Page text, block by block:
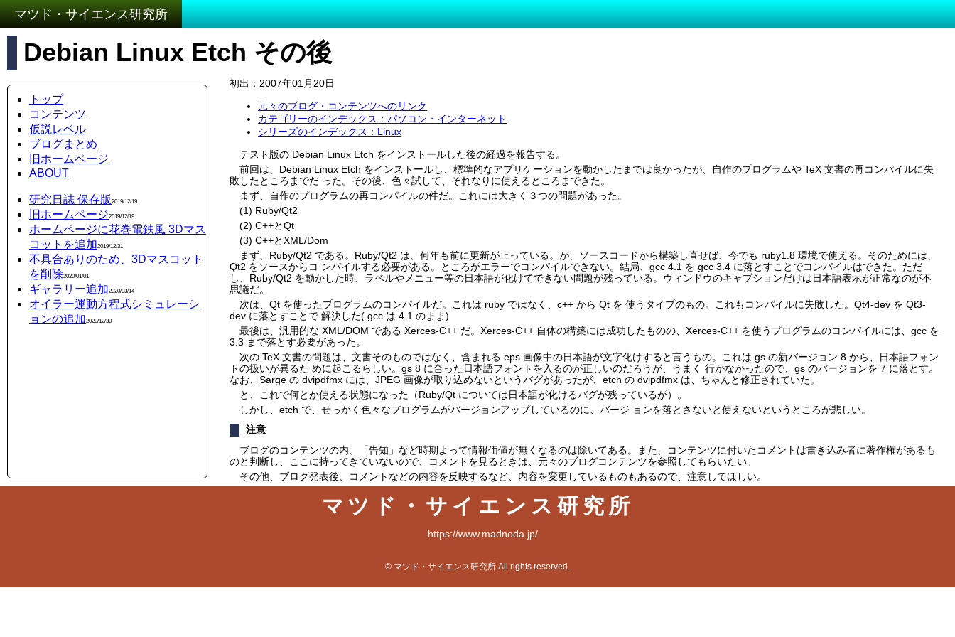
マツド・サイエンス研究所
Debian Linux Etch その後
トップ
コンテンツ
仮説レベル
ブログまとめ
旧ホームページ
ABOUT
研究日誌 保存版 2019/12/19
旧ホームページ2019/12/19
ホームページに花巻電鉄風 3Dマス
コットを追加2019/12/31
不具合ありのため、3Dマスコット
を削除2020/01/01
ギャラリー追加2020/03/14
オイラー運動方程式シミュレーシ
ョンの追加2020/12/30
初出：2007年01月20日
元々のブログ・コンテンツへのリンク
カテゴリーのインデックス：パソコン・インターネット
シリーズのインデックス：Linux
テスト版の Debian Linux Etch をインストールした後の経過を報告する。
前回は、Debian Linux Etch をインストールし、標準的なアプリケーションを動かしたまでは良かったが、自作のプログラムや TeX 文書の再コンパイルに失
敗したところまでだ った。その後、色々試して、それなりに使えるところまできた。
まず、自作のプログラムの再コンパイルの件だ。これには大きく３つの問題があった。
(1) Ruby/Qt2
(2) C++とQt
(3) C++とXML/Dom
まず、Ruby/Qt2 である。Ruby/Qt2 は、何年も前に更新が止っている。が、ソースコードから構築し直せば、今でも ruby1.8 環境で使える。そのためには、
Qt2 をソースからコ ンパイルする必要がある。ところがエラーでコンパイルできない。結局、gcc 4.1 を gcc 3.4 に落とすことでコンパイルはできた。ただ
し、Ruby/Qt2 を動かした時、ラベルやメニュー等の日本語が化けてできない問題が残っている。ウィンドウのキャプションだけは日本語表示が正常なのが不
思議だ。
次は、Qt を使ったプログラムのコンパイルだ。これは ruby ではなく、c++ から Qt を 使うタイプのもの。これもコンパイルに失敗した。Qt4-dev を Qt3-
dev に落とすことで 解決した( gcc は 4.1 のまま)
最後は、汎用的な XML/DOM である Xerces-C++ だ。Xerces-C++ 自体の構築には成功したものの、Xerces-C++ を使うプログラムのコンパイルには、gcc を
3.3 まで落とす必要があった。
次の TeX 文書の問題は、文書そのものではなく、含まれる eps 画像中の日本語が文字化けすると言うもの。これは gs の新バージョン 8 から、日本語フォン
トの扱いが異るた めに起こるらしい。gs 8 に合った日本語フォントを入るのが正しいのだろうが、うまく 行かなかったので、gs のバージョンを 7 に落とす。
なお、Sarge の dvipdfmx には、JPEG 画像が取り込めないというバグがあったが、etch の dvipdfmx は、ちゃんと修正されていた。
と、これで何とか使える状態になった（Ruby/Qt については日本語が化けるバグが残っているが）。
しかし、etch で、せっかく色々なプログラムがバージョンアップしているのに、バージ ョンを落とさないと使えないというところが悲しい。
注意
ブログのコンテンツの内、「告知」など時期よって情報価値が無くなるのは除いてある。また、コンテンツに付いたコメントは書き込み者に著作権があるも
のと判断し、ここに持ってきていないので、コメントを見るときは、元々のブログコンテンツを参照してもらいたい。
その他、ブログ発表後、コメントなどの内容を反映するなど、内容を変更しているものもあるので、注意してほしい。
マツド・サイエンス研究所
https://www.madnoda.jp/
© マツド・サイエンス研究所 All rights reserved.